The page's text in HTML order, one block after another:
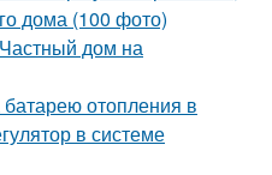
дома (100 фото)
дом на
батарею отопления в
в системе